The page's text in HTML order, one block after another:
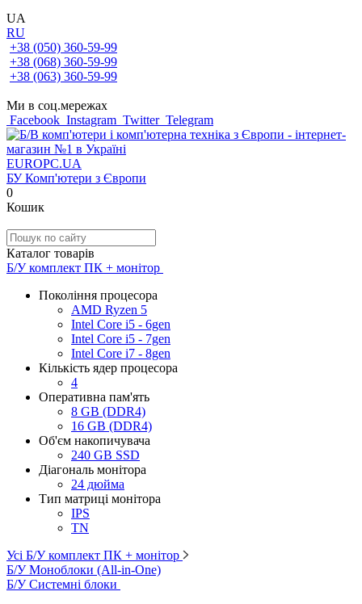
UA
RU
+38 (050) 360-59-99
+38 (068) 360-59-99
+38 (063) 360-59-99
Ми в соц.мережах
Facebook Instagram Twitter Telegram
EUROPC.UA
БУ Комп'ютери з Європи
0
Кошик
Каталог товарів
Б/У комплект ПК + монітор
Покоління процесора
AMD Ryzen 5
Intel Core i5 - 6gen
Intel Core i5 - 7gen
Intel Core i7 - 8gen
Кількість ядер процесора
4
Оперативна пам'ять
8 GB (DDR4)
16 GB (DDR4)
Об'єм накопичувача
240 GB SSD
Діагональ монітора
24 дюйма
Тип матриці монітора
IPS
TN
Усі Б/У комплект ПК + монітор
Б/У Моноблоки (All-in-One)
Б/У Системні блоки